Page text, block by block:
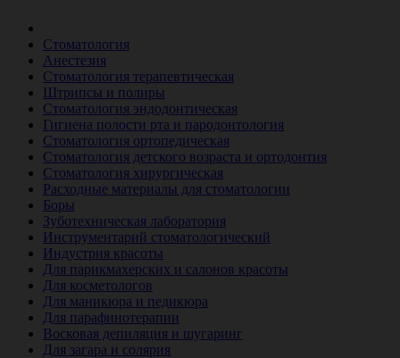
Стоматология
Анестезия
Стоматология терапевтическая
Штрипсы и полиры
Стоматология эндодонтическая
Гигиена полости рта и пародонтология
Стоматология ортопедическая
Стоматология детского возраста и ортодонтия
Стоматология хирургическая
Расходные материалы для стоматологии
Боры
Зуботехническая лаборатория
Инструментарий стоматологический
Индустрия красоты
Для парикмахерских и салонов красоты
Для косметологов
Для маникюра и педикюра
Для парафинотерапии
Восковая депиляция и шугаринг
Для загара и солярия